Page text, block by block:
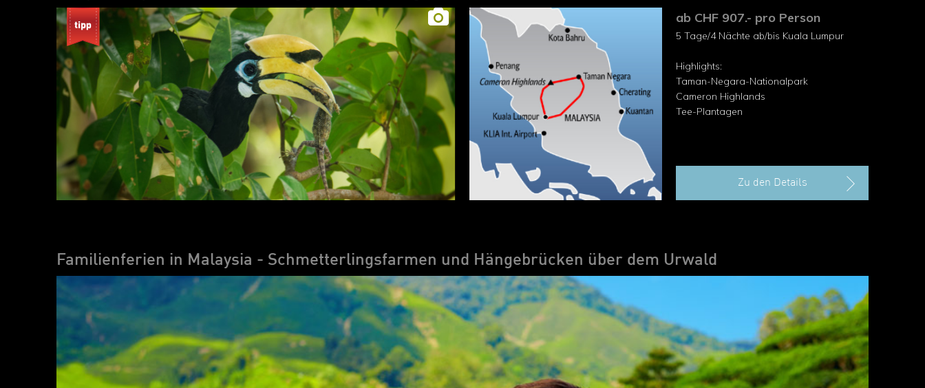
ab CHF 907.- pro Person
5 Tage/4 Nächte ab/bis Kuala Lumpur
Highlights:
Taman-Negara-Nationalpark
Cameron Highlands
Tee-Plantagen
Zu den Details
Familienferien in Malaysia - Schmetterlingsfarmen und Hängebrücken über dem Urwald